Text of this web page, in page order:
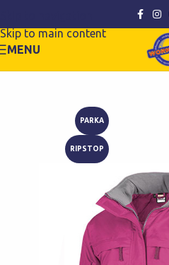
Skip to main content
MENU
PARKA
RIPSTOP